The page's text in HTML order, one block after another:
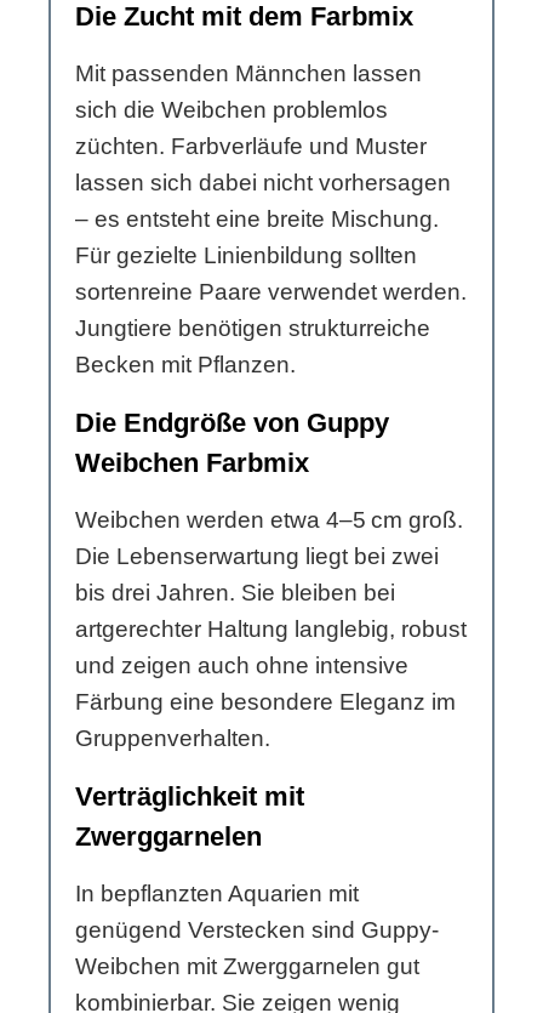
Die Zucht mit dem Farbmix
Mit passenden Männchen lassen
sich die Weibchen problemlos
züchten. Farbverläufe und Muster
lassen sich dabei nicht vorhersagen
– es entsteht eine breite Mischung.
Für gezielte Linienbildung sollten
sortenreine Paare verwendet werden.
Jungtiere benötigen strukturreiche
Becken mit Pflanzen.
Die Endgröße von Guppy
Weibchen Farbmix
Weibchen werden etwa 4–5 cm groß.
Die Lebenserwartung liegt bei zwei
bis drei Jahren. Sie bleiben bei
artgerechter Haltung langlebig, robust
und zeigen auch ohne intensive
Färbung eine besondere Eleganz im
Gruppenverhalten.
Verträglichkeit mit
Zwerggarnelen
In bepflanzten Aquarien mit
genügend Verstecken sind Guppy-
Weibchen mit Zwerggarnelen gut
kombinierbar. Sie zeigen wenig